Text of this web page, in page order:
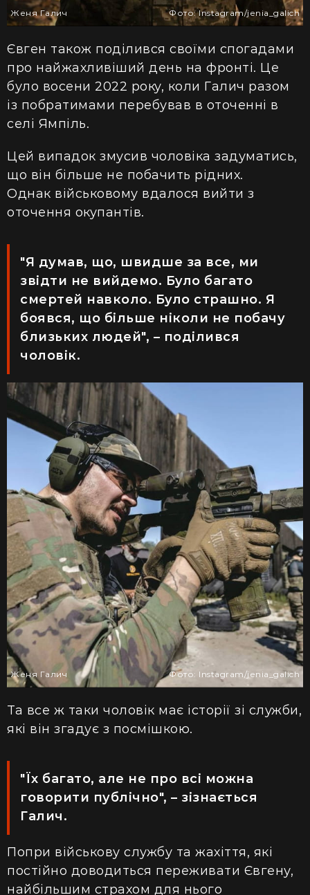
Женя Галич Фото: Іnstagram/jenia_galich
Євген також поділився своїми спогадами
про найжахливіший день на фронті. Це
було восени 2022 року, коли Галич разом
із побратимами перебував в оточенні в
селі Ямпіль.
Цей випадок змусив чоловіка задуматись,
що він більше не побачить рідних.
Однак військовому вдалося вийти з
оточення окупантів.
"Я думав, що, швидше за все, ми
звідти не вийдемо. Було багато
смертей навколо. Було страшно. Я
боявся, що більше ніколи не побачу
близьких людей", – поділився
чоловік.
Женя Галич Фото: Іnstagram/jenia_galich
Та все ж таки чоловік має історії зі служби,
які він згадує з посмішкою.
"Їх багато, але не про всі можна
говорити публічно", – зізнається
Галич.
Попри військову службу та жахіття, які
постійно доводиться переживати Євгену,
найбільшим страхом для нього